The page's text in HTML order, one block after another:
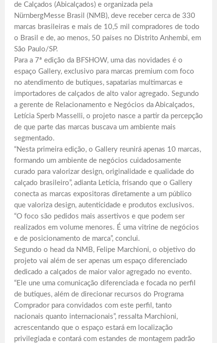
de Calçados (Abicalçados) e organizada pela
NürnbergMesse Brasil (NMB), deve receber cerca de 330
marcas brasileiras e mais de 10,5 mil compradores de todo
o Brasil e de, ao menos, 50 países no Distrito Anhembi, em
São Paulo/SP.
Para a 7ª edição da BFSHOW, uma das novidades é o
espaço Gallery, exclusivo para marcas premium com foco
no atendimento de butiques, sapatarias multimarcas e
importadores de calçados de alto valor agregado. Segundo
a gerente de Relacionamento e Negócios da Abicalçados,
Letícia Sperb Masselli, o projeto nasce a partir da percepção
de que parte das marcas buscava um ambiente mais
segmentado.
“Nesta primeira edição, o Gallery reunirá apenas 10 marcas,
formando um ambiente de negócios cuidadosamente
curado para valorizar design, originalidade e qualidade do
calçado brasileiro”, adianta Letícia, frisando que o Gallery
conecta as marcas expositoras diretamente a um público
que valoriza design, autenticidade e produtos exclusivos.
“O foco são pedidos mais assertivos e que podem ser
realizados em volume menores. É uma vitrine de negócios
e de posicionamento de marca”, conclui.
Segundo o head da NMB, Felipe Marchioni, o objetivo do
projeto vai além de ser apenas um espaço diferenciado
dedicado a calçados de maior valor agregado no evento.
“Ele une uma comunicação diferenciada e focada no perfil
de butiques, além de direcionar recursos do Programa
Comprador para convidados com este perfil, tanto
nacionais quanto internacionais”, ressalta Marchioni,
acrescentando que o espaço estará em localização
privilegiada e contará com estandes de montagem padrão